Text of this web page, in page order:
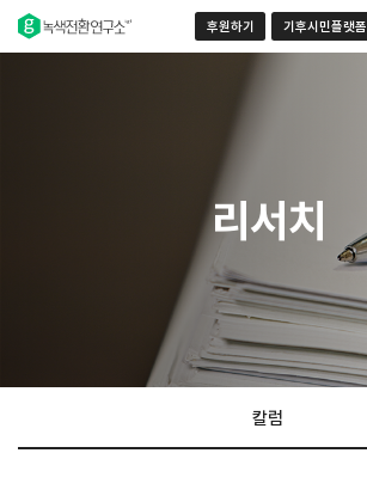
후원하기 기후시민플랫폼
리서치
칼럼